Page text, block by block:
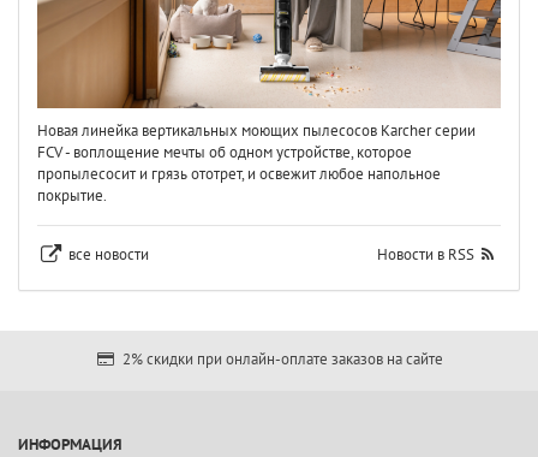
Новая линейка вертикальных моющих пылесосов Karcher серии
FCV - воплощение мечты об одном устройстве, которое
пропылесосит и грязь ототрет, и освежит любое напольное
покрытие.
все новости Новости в RSS
2% скидки при онлайн-оплате заказов на сайте
ИНФОРМАЦИЯ